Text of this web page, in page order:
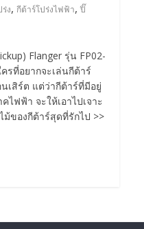
ง, กีต้าร์โปร่งไฟฟ้า,ปิ๊
Flanger รุ่น FP02-
รที่อยากจะเล่นกีต้าร์
เสิร์ต แต่ว่ากีต้าร์ที่มีอยู่
ไฟฟ้า จะให้เอาไปเจาะ
ม้ของกีต้าร์สุดที่รักไป >>